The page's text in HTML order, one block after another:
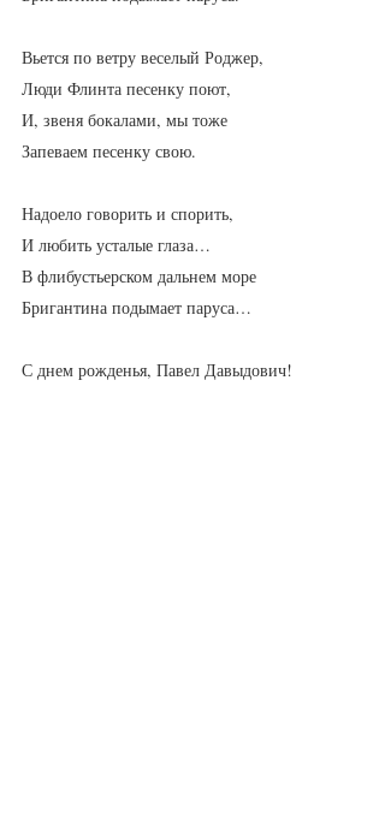
Вьется по ветру веселый Роджер,
Люди Флинта песенку поют,
И, звеня бокалами, мы тоже
Запеваем песенку свою.
Надоело говорить и спорить,
И любить усталые глаза…
В флибустьерском дальнем море
Бригантина подымает паруса…
С днем рожденья, Павел Давыдович!